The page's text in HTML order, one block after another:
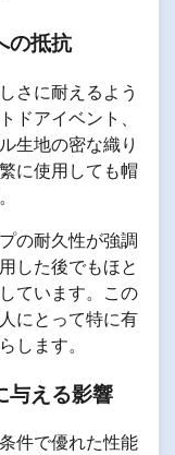
の抵抗
さに耐えるよう
ドアイベント、
生地の密な織り
に使用しても帽
の耐久性が強調
した後でもほと
ています。この
にとって特に有
します。
与える影響
件で優れた性能